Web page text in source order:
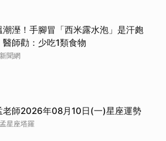
潮溼！手腳冒「西米露水泡」是汗皰
師勸：少吃1類食物
聞網
老師2026年08月10日(一)星座運勢
星座塔羅